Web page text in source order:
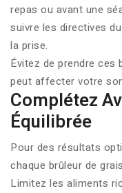
repas ou avant une
suivre les directives
la prise.
Évitez de prendre ces
peut affecter votre
Complétez
Équilibrée
Pour des résultats
chaque brûleur de
Limitez les aliments